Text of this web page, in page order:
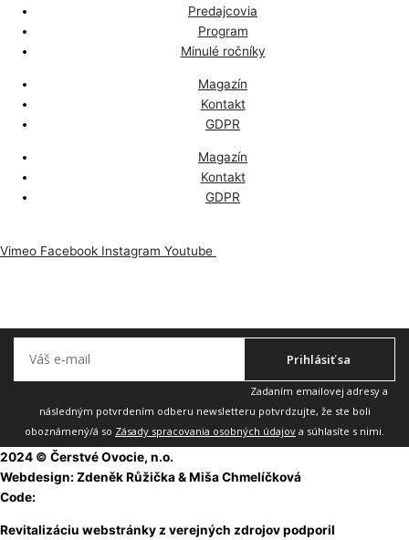
Predajcovia
Program
Minulé ročníky
Magazín
Kontakt
GDPR
Magazín
Kontakt
GDPR
Vimeo Facebook Instagram Youtube
Prihlásiť sa
Zadaním emailovej adresy a
následným potvrdením odberu newsletteru potvrdzujte, že ste boli
oboznámený/á so Zásady spracovania osobných údajov a súhlasíte s nimi.
2024 © Čerstvé Ovocie, n.o.
Webdesign: Zdeněk Růžička & Miša Chmelíčková
Code:
Revitalizáciu webstránky z verejných zdrojov podporil